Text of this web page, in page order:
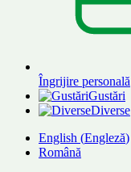
Îngrijire personală
Gustări
Diverse
English (Engleză)
Română